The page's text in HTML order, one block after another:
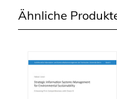
Ähnliche